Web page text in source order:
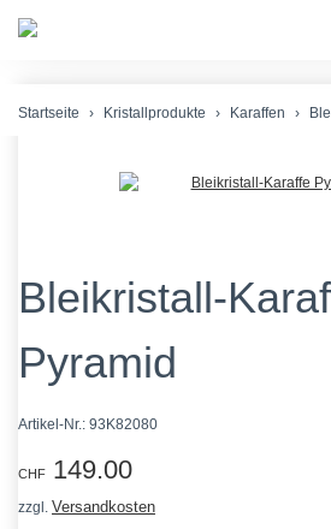
Startseite Kristallprodukte Karaffen
Bleikristall-
Pyramid
Artikel-Nr.: 93K82080
CHF 149.00
zzgl. Versandkosten